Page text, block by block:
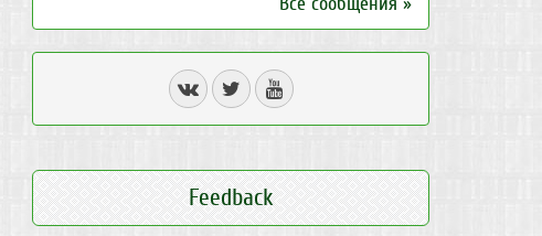
Feedback